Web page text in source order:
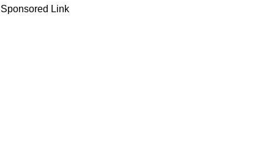
Sponsored Link